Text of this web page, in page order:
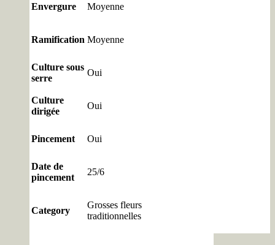
Envergure Moyenne
Ramification Moyenne
Culture sous
serre
Oui
Culture
dirigée
Oui
Pincement Oui
Date de
pincement
25/6
Category
Grosses fleurs
traditionnelles